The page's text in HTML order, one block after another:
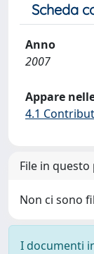
Scheda
Anno
2007
Appare
4.1
File in
Non ci sono
I documenti